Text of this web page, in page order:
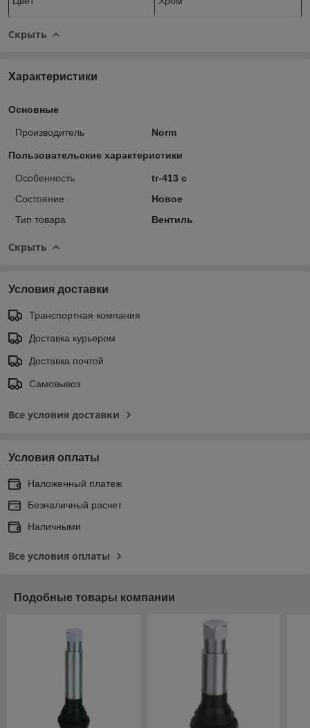
Скрыть
Характеристики
Основные
Производитель Norm
Пользовательские характеристики
Особенность
tr-413 c
Состояние
Новое
Тип товара
Вентиль
Скрыть
Условия доставки
Транспортная компания
Доставка курьером
Доставка почтой
Самовывоз
Все условия доставки
Условия оплаты
Наложенный платеж
Безналичный расчет
Наличными
Все условия оплаты
Подобные товары компании